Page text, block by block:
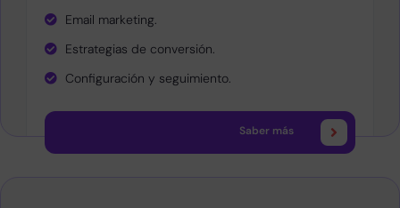
Email marketing.
Estrategias de conversión.
Configuración y seguimiento.
Saber más